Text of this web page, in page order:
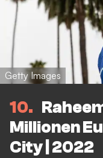
Getty Images
10
Millionen
City | 2022